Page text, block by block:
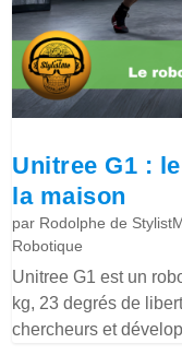
Unitree G1 :
la maison
par Rodolphe de
Robotique
Unitree G1 est un
kg, 23 degrés de
chercheurs et